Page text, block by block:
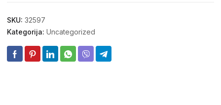
SKU: 32597
Kategorija: Uncategorized